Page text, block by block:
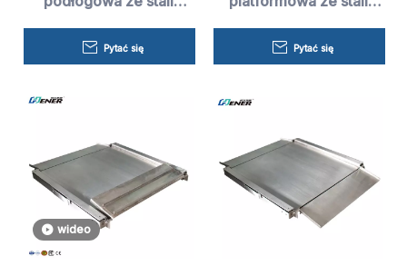
Pytać się
Henera
Pytać się
wideo